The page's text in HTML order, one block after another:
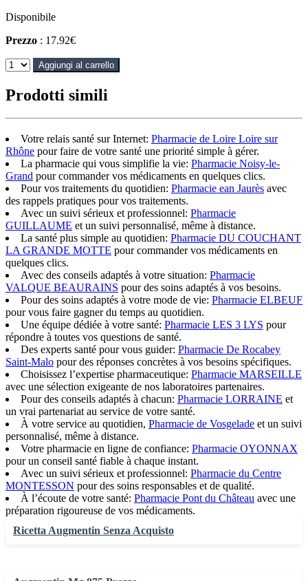
Disponibile
Prezzo : 17.92€
Aggiungi al carrello
Prodotti simili
Votre relais santé sur Internet: Pharmacie de Loire Loire sur
Rhône pour faire de votre santé une priorité simple à gérer.
La pharmacie qui vous simplifie la vie: Pharmacie Noisy-le-
Grand pour commander vos médicaments en quelques clics.
Pour vos traitements du quotidien: Pharmacie ean Jaurès avec
des rappels pratiques pour vos traitements.
Avec un suivi sérieux et professionnel: Pharmacie
GUILLAUME et un suivi personnalisé, même à distance.
La santé plus simple au quotidien: Pharmacie DU COUCHANT
LA GRANDE MOTTE pour commander vos médicaments en
quelques clics.
Avec des conseils adaptés à votre situation: Pharmacie
VALQUE BEAURAINS pour des soins adaptés à vos besoins.
Pour des soins adaptés à votre mode de vie: Pharmacie ELBEUF
pour vous faire gagner du temps au quotidien.
Une équipe dédiée à votre santé: Pharmacie LES 3 LYS pour
répondre à toutes vos questions de santé.
Des experts santé pour vous guider: Pharmacie De Rocabey
Saint-Malo pour des réponses concrètes à vos besoins spécifiques.
Choisissez l’expertise pharmaceutique: Pharmacie MARSEILLE
avec une sélection exigeante de nos laboratoires partenaires.
Pour des conseils adaptés à chacun: Pharmacie LORRAINE et
un vrai partenariat au service de votre santé.
À votre service au quotidien, Pharmacie de Vosgelade et un suivi
personnalisé, même à distance.
Votre pharmacie en ligne de confiance: Pharmacie OYONNAX
pour un conseil santé fiable à chaque instant.
Avec un suivi sérieux et professionnel: Pharmacie du Centre
MONTESSON pour des soins responsables et de qualité.
À l’écoute de votre santé: Pharmacie Pont du Château avec une
préparation rigoureuse de vos médicaments.
Ricetta Augmentin Senza Acquisto